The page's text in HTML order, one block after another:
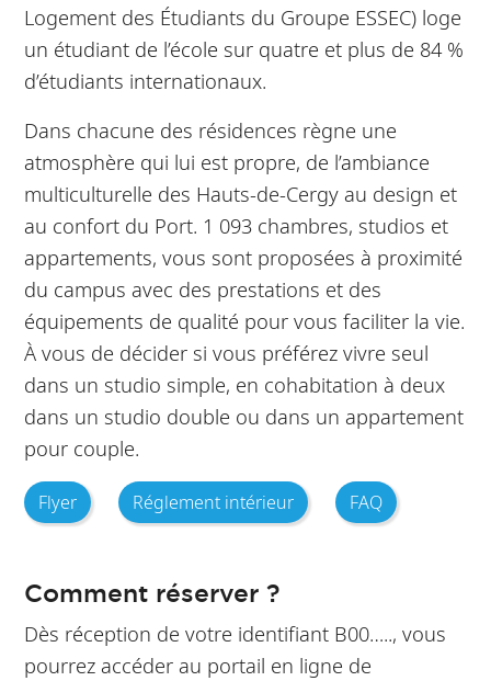
Logement des Étudiants du Groupe ESSEC) loge
un étudiant de l’école sur quatre et plus de 84 %
d’étudiants internationaux.
Dans chacune des résidences règne une
atmosphère qui lui est propre, de l’ambiance
multiculturelle des Hauts-de-Cergy au design et
au confort du Port. 1 093 chambres, studios et
appartements, vous sont proposées à proximité
du campus avec des prestations et des
équipements de qualité pour vous faciliter la vie.
À vous de décider si vous préférez vivre seul
dans un studio simple, en cohabitation à deux
dans un studio double ou dans un appartement
pour couple.
Flyer Réglement intérieur FAQ
Comment réserver ?
Dès réception de votre identifiant B00….., vous
pourrez accéder au portail en ligne de